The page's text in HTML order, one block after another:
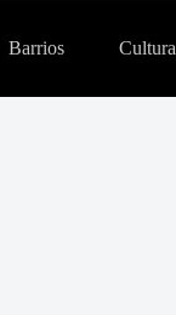
Barrios Cultura